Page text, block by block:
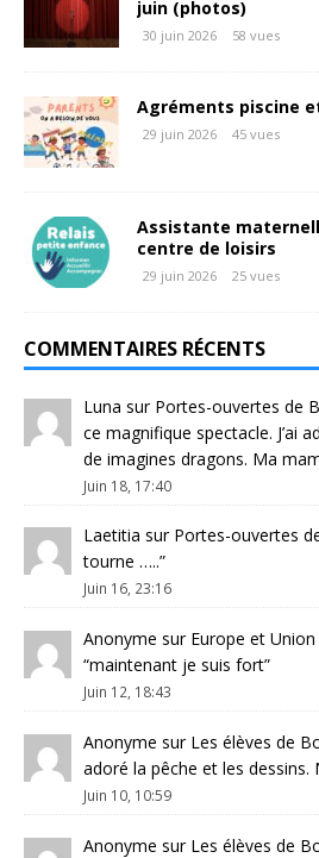
juin (photos)
30 juin 2026 58 vues
Agréments piscine
29 juin 2026 45 vues
Assistante
centre de loisirs
29 juin 2026 25 vues
COMMENTAIRES RÉCENTS
Luna sur Portes-ouvertes de
ce magnifique spectacle. J’ai
de imagines dragons. Ma
Juin 18, 17:40
Laetitia sur Portes-ouvertes
tourne …..”
Juin 16, 23:16
Anonyme sur Europe et
“maintenant je suis fort”
Juin 12, 18:43
Anonyme sur Les élèves de
adoré la pêche et les dessins.
Juin 10, 10:59
Anonyme sur Les élèves de